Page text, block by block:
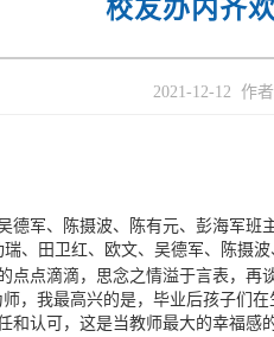
校友办内齐
2021-12-12 作
德军、陈摄波、陈有元、彭海军班
、田卫红、欧文、吴德军、陈摄
点滴滴，思念之情溢于言表，再
，我最高兴的是，毕业后孩子们
认可，这是当教师最大的幸福感